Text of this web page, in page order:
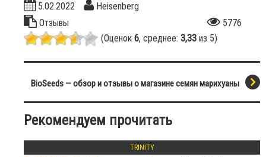
5.02.2022
Heisenberg
Отзывы
5776
(Оценок 6, среднее: 3,33 из 5)
BioSeeds — обзор и отзывы о магазине семян марихуаны
Рекомендуем прочитать
TRINITY